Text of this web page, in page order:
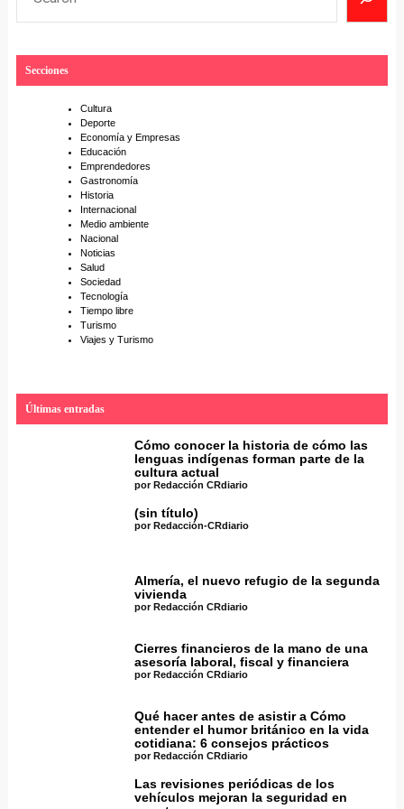
Secciones
Cultura
Deporte
Economía y Empresas
Educación
Emprendedores
Gastronomía
Historia
Internacional
Medio ambiente
Nacional
Noticias
Salud
Sociedad
Tecnología
Tiempo libre
Turismo
Viajes y Turismo
Últimas entradas
Cómo conocer la historia de cómo las
lenguas indígenas forman parte de la
cultura actual
por Redacción CRdiario
(sin título)
por Redacción-CRdiario
Almería, el nuevo refugio de la segunda
vivienda
por Redacción CRdiario
Cierres financieros de la mano de una
asesoría laboral, fiscal y financiera
por Redacción CRdiario
Qué hacer antes de asistir a Cómo
entender el humor británico en la vida
cotidiana: 6 consejos prácticos
por Redacción CRdiario
Las revisiones periódicas de los
vehículos mejoran la seguridad en